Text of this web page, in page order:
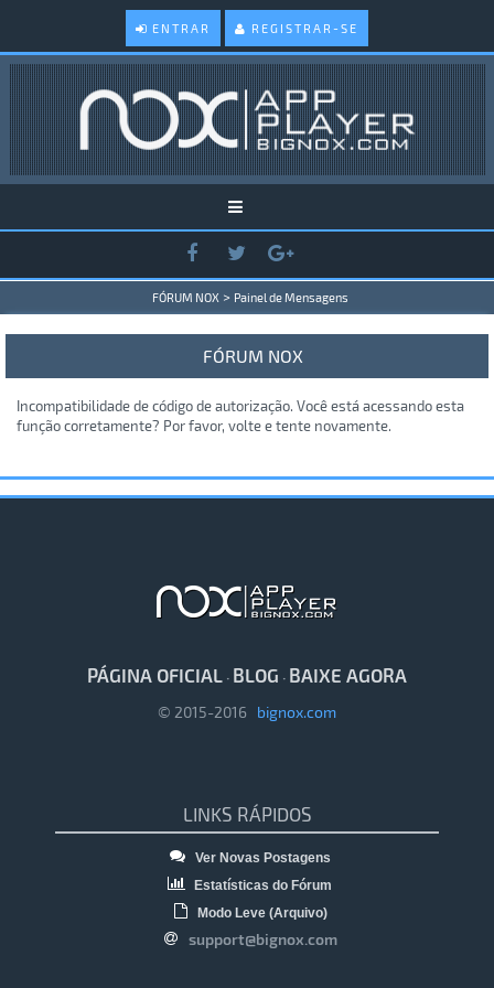
ENTRAR REGISTRAR-SE
FÓRUM NOX > Painel de Mensagens
FÓRUM NOX
Incompatibilidade de código de autorização. Você está acessando esta
função corretamente? Por favor, volte e tente novamente.
PÁGINA OFICIAL · BLOG · BAIXE AGORA
© 2015-2016 bignox.com
LINKS RÁPIDOS
Ver Novas Postagens
Estatísticas do Fórum
Modo Leve (Arquivo)
support@bignox.com